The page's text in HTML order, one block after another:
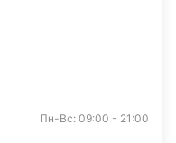
Пн-Вс: 09:00 - 21:00